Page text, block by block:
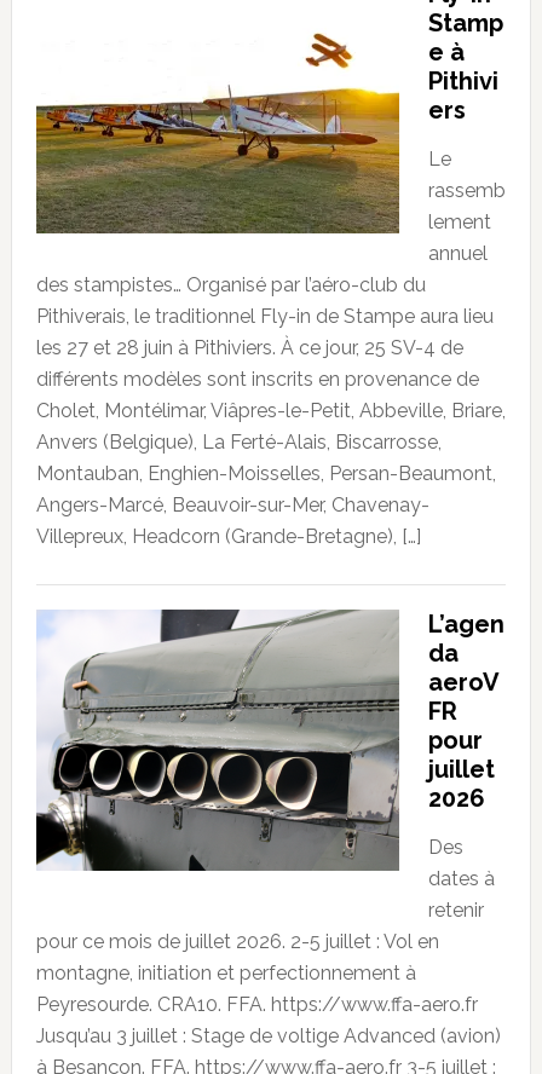
Stamp
e à
Pithivi
ers
Le
rassemb
lement
annuel
des stampistes… Organisé par l’aéro-club du
Pithiverais, le traditionnel Fly-in de Stampe aura lieu
les 27 et 28 juin à Pithiviers. À ce jour, 25 SV-4 de
différents modèles sont inscrits en provenance de
Cholet, Montélimar, Viâpres-le-Petit, Abbeville, Briare,
Anvers (Belgique), La Ferté-Alais, Biscarrosse,
Montauban, Enghien-Moisselles, Persan-Beaumont,
Angers-Marcé, Beauvoir-sur-Mer, Chavenay-
Villepreux, Headcorn (Grande-Bretagne), […]
L’agen
da
aeroV
FR
pour
juillet
2026
Des
dates à
retenir
pour ce mois de juillet 2026. 2-5 juillet : Vol en
montagne, initiation et perfectionnement à
Peyresourde. CRA10. FFA. https://www.ffa-aero.fr
Jusqu’au 3 juillet : Stage de voltige Advanced (avion)
à Besançon. FFA. https://www.ffa-aero.fr 3-5 juillet :